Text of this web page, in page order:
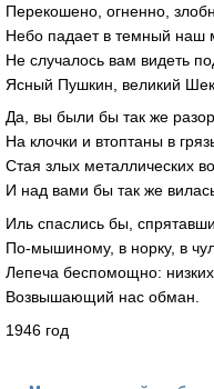
Перекошено, огненно,
Небо падает в темный наш
Не случалось вам видеть
Ясный Пушкин, великий
Да, вы были бы так же
На клочки и втоптаны в
Стая злых металлических
И над вами бы так же
Иль спаслись бы,
По-мышиному, в норку, в
Лепеча беспомощно:
Возвышающий нас обман.
1946 год